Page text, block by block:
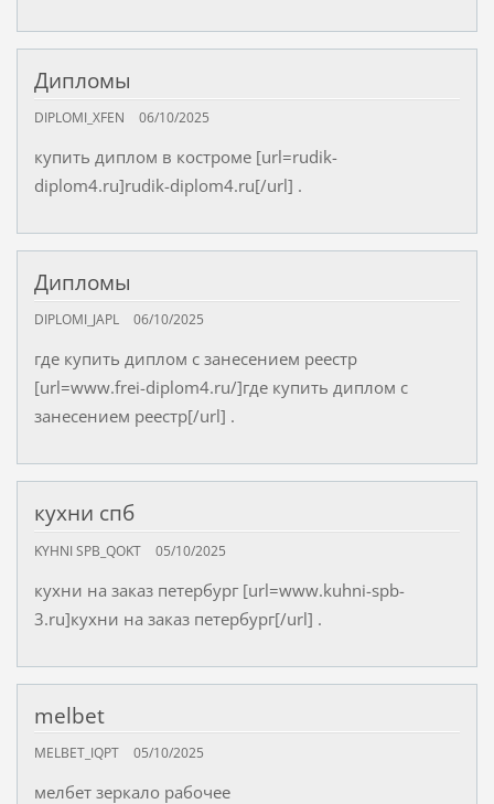
Дипломы
DIPLOMI_XFEN 06/10/2025
купить диплом в костроме [url=rudik-
diplom4.ru]rudik-diplom4.ru[/url] .
Дипломы
DIPLOMI_JAPL 06/10/2025
где купить диплом с занесением реестр
[url=www.frei-diplom4.ru/]где купить диплом с
занесением реестр[/url] .
кухни спб
KYHNI SPB_QOKT 05/10/2025
кухни на заказ петербург [url=www.kuhni-spb-
3.ru]кухни на заказ петербург[/url] .
melbet
MELBET_IQPT 05/10/2025
мелбет зеркало рабочее